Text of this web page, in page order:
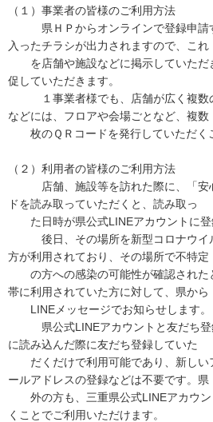
（１）事業者の皆様のご利用方法
県ＨＰからオンラインで登録申請
入ったチラシが出力されますので、これ
を店舗や施設などに掲示していただ
促していただきます。
１事業者様でも、店舗が広く複数
などには、フロアや会場ごとなど、複数
枚のＱＲコードを発行していただく
（２）利用者の皆様のご利用方法
店舗、施設等を訪れた際に、「安
ドを読み取っていただくと、読み取っ
た日時が県公式LINEアカウントに登
後日、その場所を新型コロナウイ
方が利用されており、その場所で不特定
の方への感染の可能性が確認された
帯に利用されていた方に対して、県から
LINEメッセージでお知らせします。
県公式LINEアカウントと友だち登
に読み込んだ際に友だち登録していた
だくだけで利用可能であり、新しい
ールアドレスの登録などは不要です。県
外の方も、三重県公式LINEアカウン
くことでご利用いただけます。